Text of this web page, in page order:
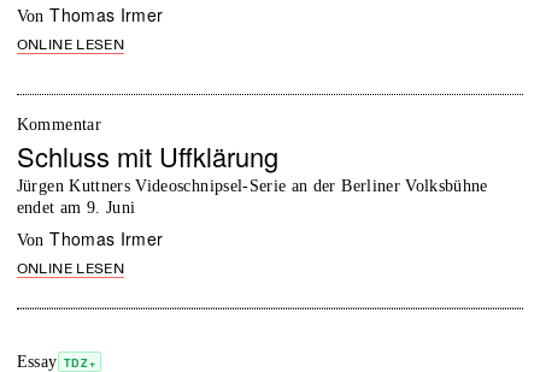
von Thomas Irmer
ONLINE LESEN
Kommentar
Schluss mit Uffklärung
Jürgen Kuttners Videoschnipsel-Serie an der Berliner Volksbühne
endet am 9. Juni
von Thomas Irmer
ONLINE LESEN
Essay TDZ+